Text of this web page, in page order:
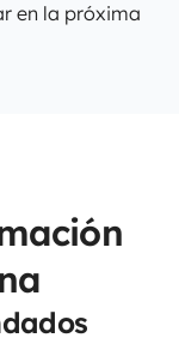
en la próxima